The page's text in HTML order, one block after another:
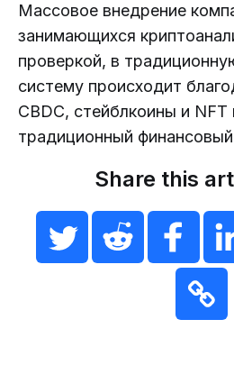
Массовое внедрение
занимающихся
проверкой, в
систему происходит
CBDC, стейблкоины и
традиционный
Share this